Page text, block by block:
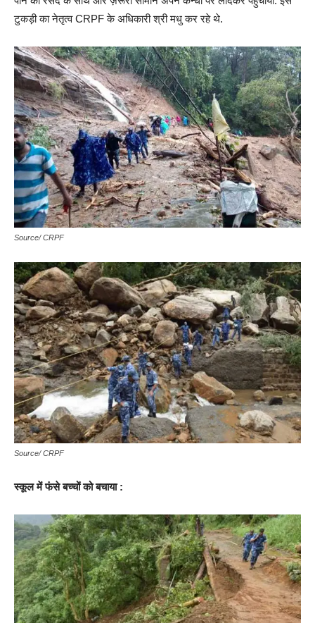
टुकड़ी का नेतृत्व CRPF के अधिकारी श्री मधु कर रहे थे.
Source/ CRPF
Source/ CRPF
स्कूल में फंसे बच्चों को बचाया :